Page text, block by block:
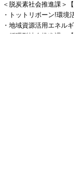
＜脱炭素社会推進課＞【
・トットリボーン!環境
・地域資源活用エネル
＜循環型社会推進課＞【